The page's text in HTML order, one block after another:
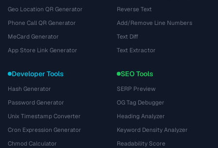
Geo Location QR Generator
Phone Call QR Generator
MeCard Generator
App Store Link Generator
Reverse Text
Add/Remove Line Numbers
Text Diff
Text Extractor
Developer Tools
Hash Generator
Password Generator
Unix Timestamp Converter
Cron Expression Generator
Chmod Calculator
SEO Tools
SERP Preview
OG Tag Debugger
Heading Analyzer
Keyword Density Analyzer
Readability Score